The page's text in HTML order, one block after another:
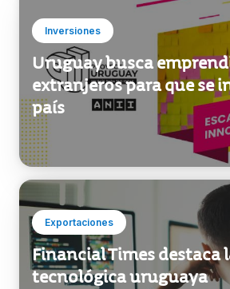
Inversiones
Uruguay busca
extranjeros para que se
país
Exportaciones
Financial Times destaca
tecnológica uruguaya